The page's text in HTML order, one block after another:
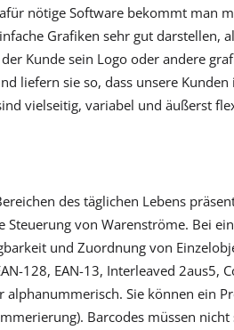
nötige Software bekommt man
Grafiken sehr gut darstellen,
Kunde sein Logo oder andere
liefern sie so, dass unsere
vielseitig, variabel und äußerst
des täglichen Lebens
von Warenströme. Bei
und Zuordnung von
128, EAN-13, Interleaved 2aus5,
alphanummerisch. Sie können ein
Barcodes müssen